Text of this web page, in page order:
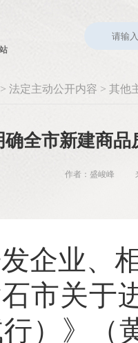
> 法定主动公开内容 > 其他
确全市新建商
作者：盛峻峰
企业、
市关于
）》（